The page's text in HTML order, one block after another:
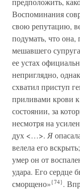
Воспоминания
свою репутацию,
подумать, что
мешавшего
ее устах
неприглядно,
схватил приступ
приливами крови
состоянии, за
несмотря на
дух <…>. Я
велела его
умер он от
удара. Его сердце
сморщено»{74}.